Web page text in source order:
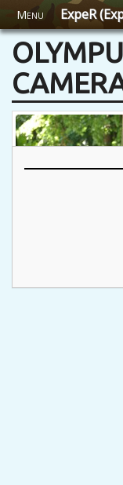
Menu ExpeR